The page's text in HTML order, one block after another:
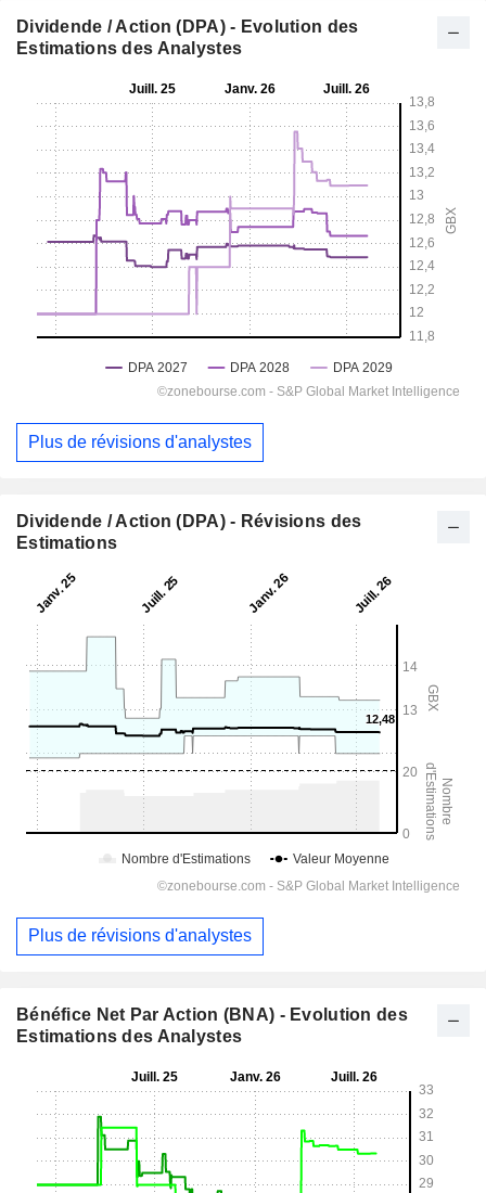
Dividende / Action (DPA) - Evolution des
Estimations des Analystes
Plus de révisions d'analystes
Dividende / Action (DPA) - Révisions des
Estimations
Plus de révisions d'analystes
Bénéfice Net Par Action (BNA) - Evolution des
Estimations des Analystes